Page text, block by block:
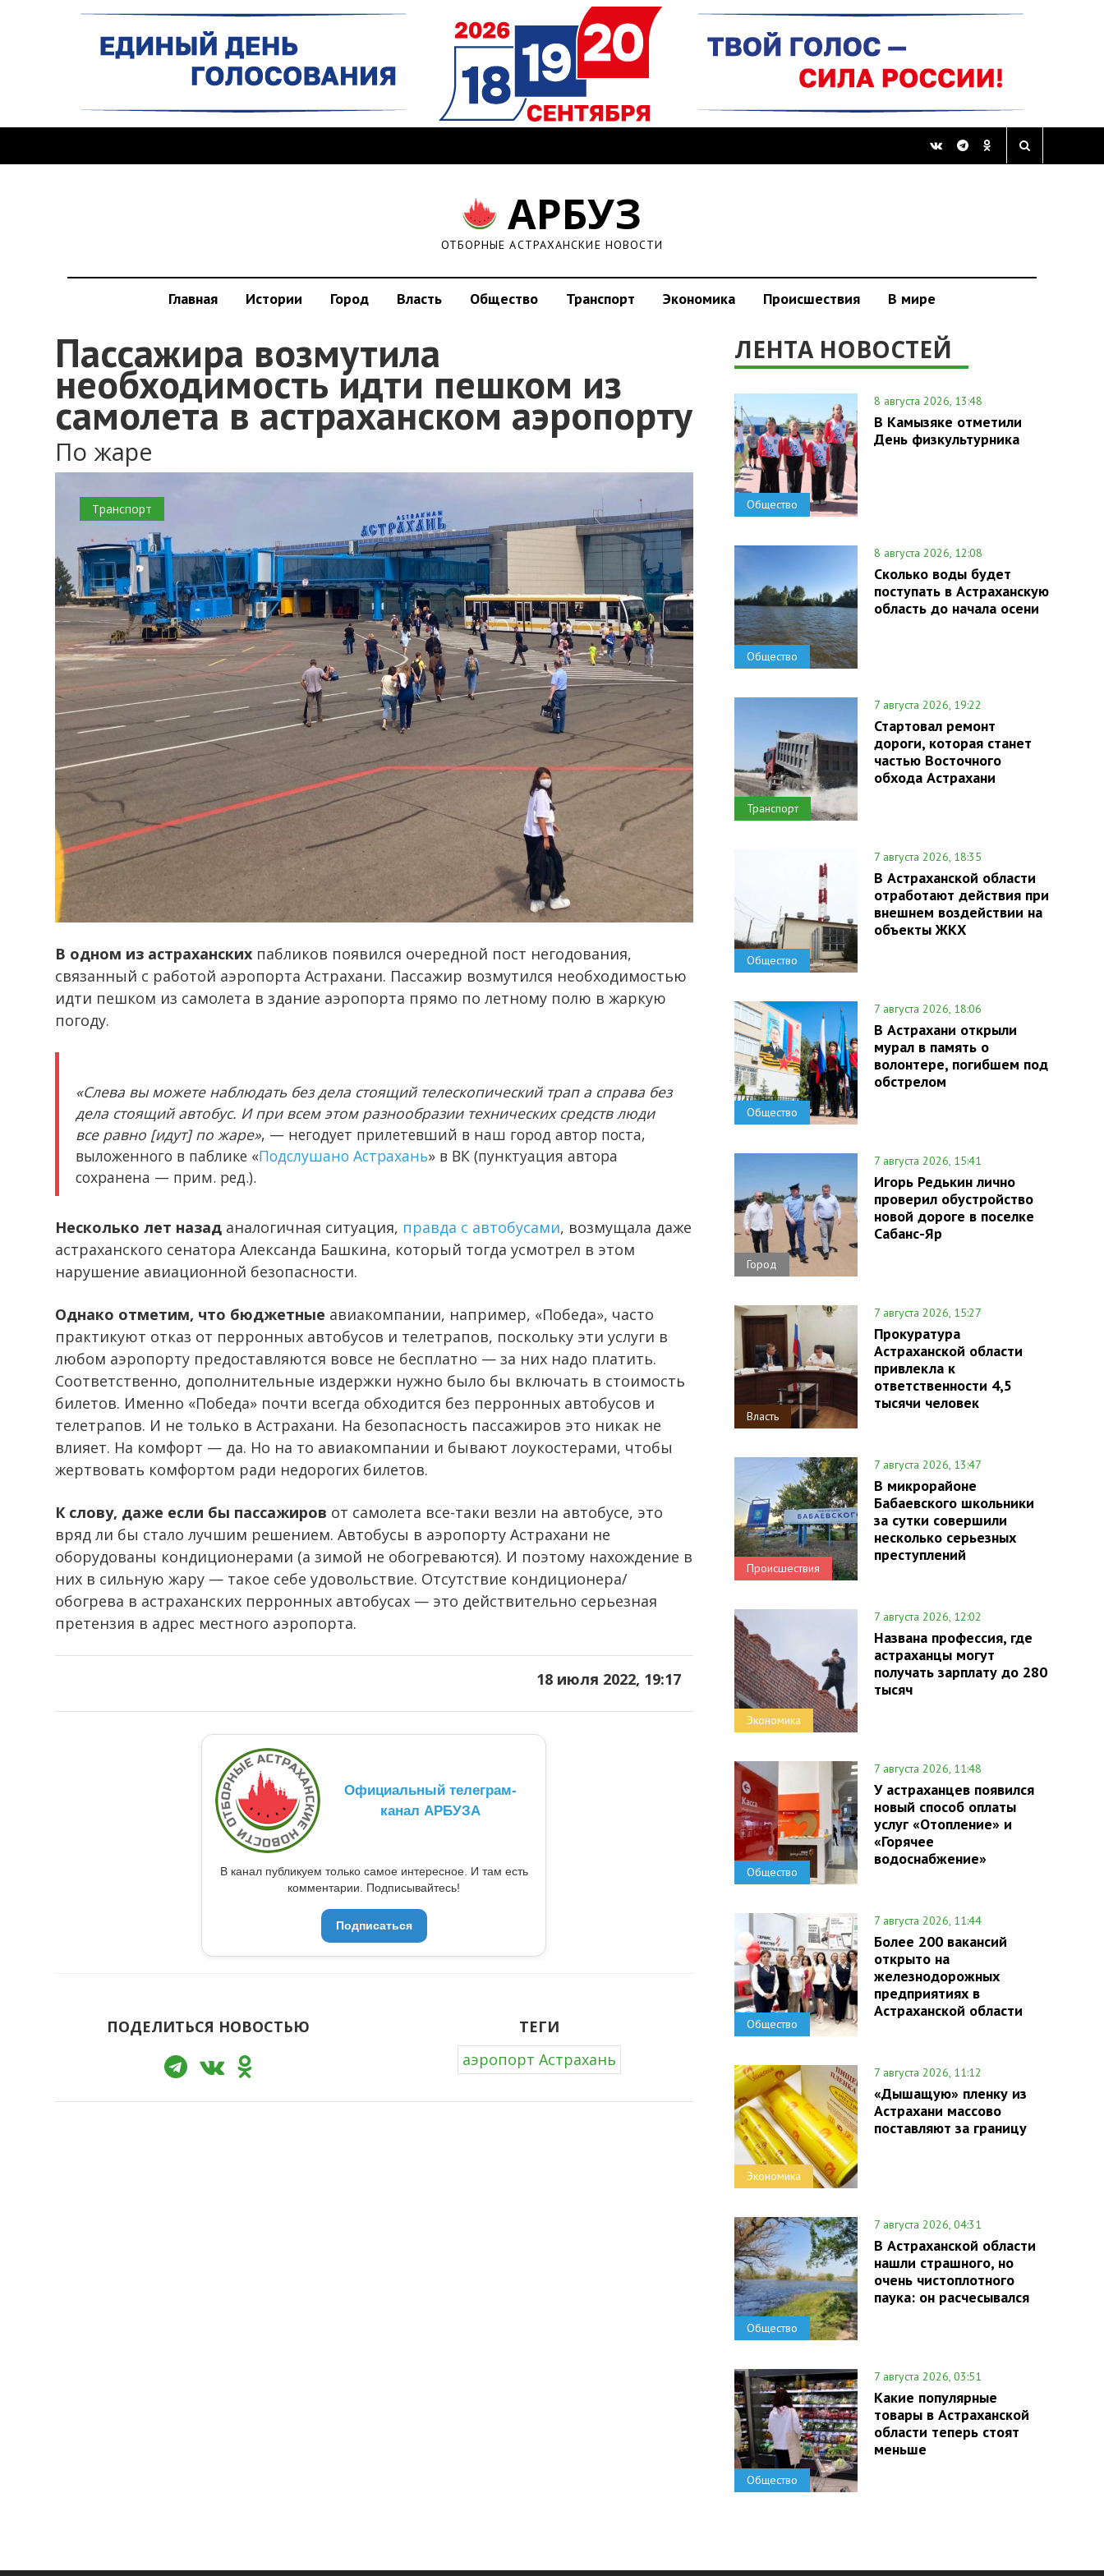
АРБУЗ
ОТБОРНЫЕ АСТРАХАНСКИЕ НОВОСТИ
Главная Истории Город Власть Общество Транспорт Экономика Происшествия В мире
Пассажира возмутила
необходимость идти пешком из
самолета в астраханском аэропорту
По жаре
Транспорт
В одном из астраханских пабликов появился очередной пост негодования,
связанный с работой аэропорта Астрахани. Пассажир возмутился необходимостью
идти пешком из самолета в здание аэропорта прямо по летному полю в жаркую
погоду.
«Слева вы можете наблюдать без дела стоящий телескопический трап а справа без
дела стоящий автобус. И при всем этом разнообразии технических средств люди
все равно [идут] по жаре», — негодует прилетевший в наш город автор поста,
выложенного в паблике «Подслушано Астрахань» в ВК (пунктуация автора
сохранена — прим. ред.).
Несколько лет назад аналогичная ситуация, правда с автобусами, возмущала даже
астраханского сенатора Александа Башкина, который тогда усмотрел в этом
нарушение авиационной безопасности.
Однако отметим, что бюджетные авиакомпании, например, «Победа», часто
практикуют отказ от перронных автобусов и телетрапов, поскольку эти услуги в
любом аэропорту предоставляются вовсе не бесплатно — за них надо платить.
Соответственно, дополнительные издержки нужно было бы включать в стоимость
билетов. Именно «Победа» почти всегда обходится без перронных автобусов и
телетрапов. И не только в Астрахани. На безопасность пассажиров это никак не
влияет. На комфорт — да. Но на то авиакомпании и бывают лоукостерами, чтобы
жертвовать комфортом ради недорогих билетов.
К слову, даже если бы пассажиров от самолета все-таки везли на автобусе, это
вряд ли бы стало лучшим решением. Автобусы в аэропорту Астрахани не
оборудованы кондиционерами (а зимой не обогреваются). И поэтому нахождение в
них в сильную жару — такое себе удовольствие. Отсутствие кондиционера/
обогрева в астраханских перронных автобусах — это действительно серьезная
претензия в адрес местного аэропорта.
18 июля 2022, 19:17
Официальный телеграм-
канал АРБУЗА
В канал публикуем только самое интересное. И там есть
комментарии. Подписывайтесь!
Подписаться
ПОДЕЛИТЬСЯ НОВОСТЬЮ
ТЕГИ
аэропорт Астрахань
ЛЕНТА НОВОСТЕЙ
Общество
8 августа 2026, 13:48
В Камызяке отметили
День физкультурника
Общество
8 августа 2026, 12:08
Сколько воды будет
поступать в Астраханскую
область до начала осени
Транспорт
7 августа 2026, 19:22
Стартовал ремонт
дороги, которая станет
частью Восточного
обхода Астрахани
Общество
7 августа 2026, 18:35
В Астраханской области
отработают действия при
внешнем воздействии на
объекты ЖКХ
Общество
7 августа 2026, 18:06
В Астрахани открыли
мурал в память о
волонтере, погибшем под
обстрелом
Город
7 августа 2026, 15:41
Игорь Редькин лично
проверил обустройство
новой дороге в поселке
Сабанс-Яр
Власть
7 августа 2026, 15:27
Прокуратура
Астраханской области
привлекла к
ответственности 4,5
тысячи человек
Происшествия
7 августа 2026, 13:47
В микрорайоне
Бабаевского школьники
за сутки совершили
несколько серьезных
преступлений
Экономика
7 августа 2026, 12:02
Названа профессия, где
астраханцы могут
получать зарплату до 280
тысяч
Общество
7 августа 2026, 11:48
У астраханцев появился
новый способ оплаты
услуг «Отопление» и
«Горячее
водоснабжение»
Общество
7 августа 2026, 11:44
Более 200 вакансий
открыто на
железнодорожных
предприятиях в
Астраханской области
Экономика
7 августа 2026, 11:12
«Дышащую» пленку из
Астрахани массово
поставляют за границу
Общество
7 августа 2026, 04:31
В Астраханской области
нашли страшного, но
очень чистоплотного
паука: он расчесывался
Общество
7 августа 2026, 03:51
Какие популярные
товары в Астраханской
области теперь стоят
меньше